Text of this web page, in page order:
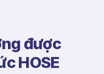
được
HOSE